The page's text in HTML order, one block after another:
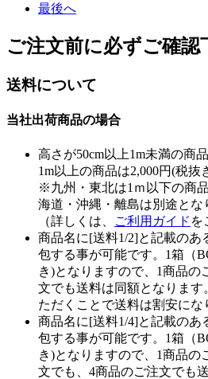
最後へ
ご注文前に必ずご確認
送料について
当社出荷商品の場合
高さが50cm以上1m未満の商
1m以上の商品は2,000円(税抜
※九州・東北は1ｍ以下の商
海道・沖縄・離島は別途とな
（詳しくは、
ご利用ガイド を
商品名に[送料1/2]と記載のあ
包する事が可能です。1箱（
き)となりますので、1商品の
文でも送料は同額となります
ただくことで送料は割安にな
商品名に[送料1/4]と記載のあ
包する事が可能です。1箱（
き)となりますので、1商品の
文でも、4商品のご注文でも